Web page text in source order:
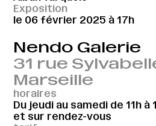
Exposition
le 06 février 2025 à 17h
Nendo Galerie
31 rue
Marseille
horaires
Du jeudi au samedi de 11h à
et sur rendez-vous